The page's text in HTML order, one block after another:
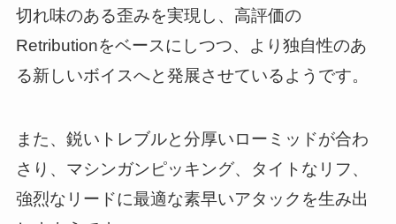
切れ味のある歪みを実現し、高評価の
Retributionをベースにしつつ、より独自性のあ
る新しいボイスへと発展させているようです。
また、鋭いトレブルと分厚いローミッドが合わ
さり、マシンガンピッキング、タイトなリフ、
強烈なリードに最適な素早いアタックを生み出